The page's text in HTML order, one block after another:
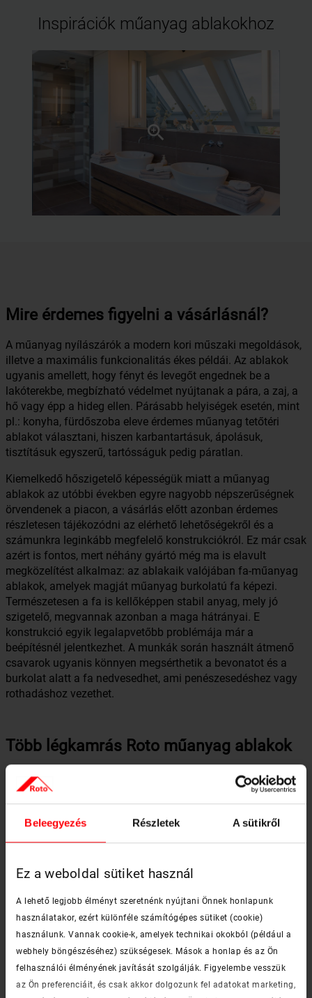
Beleegyezés Részletek A sütikről
Ez a weboldal sütiket használ
A lehető legjobb élményt szeretnénk nyújtani Önnek honlapunk
használatakor, ezért különféle számítógépes sütiket (cookie)
használunk. Vannak cookie-k, amelyek technikai okokból (például a
webhely böngészéséhez) szükségesek. Mások a honlap és az Ön
felhasználói élményének javítását szolgálják. Figyelembe vesszük
az Ön preferenciáit, és csak akkor dolgozunk fel adatokat marketing,
Inspirációk műanyag ablakokhoz
Mire érdemes figyelni a vásárlásnál?
A műanyag nyílászárók a modern kori műszaki megoldások,
illetve a maximális funkcionalitás ékes példái. Az ablakok
ugyanis amellett, hogy fényt és levegőt engednek be a
lakóterekbe, megbízható védelmet nyújtanak a pára, a zaj, a
hő vagy épp a hideg ellen. Párásabb helyiségek esetén, mint
pl.: konyha, fürdőszoba eleve érdemes műanyag tetőtéri
ablakot választani, hiszen karbantartásuk, ápolásuk,
tisztításuk egyszerű, tartósságuk pedig páratlan.
Kiemelkedő hőszigetelő képességük miatt a műanyag
ablakok az utóbbi években egyre nagyobb népszerűségnek
örvendenek a piacon, a vásárlás előtt azonban érdemes
részletesen tájékozódni az elérhető lehetőségekről és a
számunkra leginkább megfelelő konstrukciókról. Ez már csak
azért is fontos, mert néhány gyártó még ma is elavult
megközelítést alkalmaz: az ablakaik valójában fa-műanyag
ablakok, amelyek magját műanyag burkolatú fa képezi.
Természetesen a fa is kellőképpen stabil anyag, mely jó
szigetelő, megvannak azonban a maga hátrányai. E
konstrukció egyik legalapvetőbb problémája már a
beépítésnél jelentkezhet. A munkák során használt átmenő
csavarok ugyanis könnyen megsérthetik a bevonatot és a
burkolat alatt a fa nedvesedhet, ami penészesedéshez vagy
rothadáshoz vezethet.
Több légkamrás Roto műanyag ablakok
Az említett fa-műanyag ablakokkal ellentétben a Roto
műanyag tetőtéri ablakai típustól függetlenül több légkamrás
műanyag profilból készülnek és beépítésükhöz átmenő
csavarokra nincs szükség. Ennek köszönhetően a nedvesség
légkamrás profilnak köszönhetően a hőhidak is
energiahatékonyság is jelentős mértékben növekszik. A Roto
tetőtéri ablakokat a modern homlokzati nyílászárókhoz
hasonlóan acélmerevítéssel erősítik meg, A merevítést az
üreges kamraprofilba természetesen olyan módon illesztik
bele, hogy a tetőablakok magas energiahatékonysága ne
csökkenjen, minőségük ugyanúgy megmaradjon.